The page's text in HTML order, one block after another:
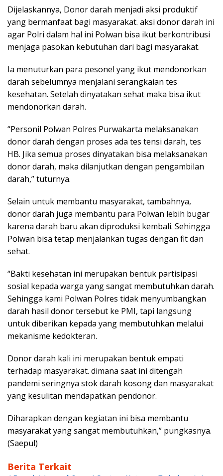
Dijelaskannya, Donor darah menjadi aksi produktif
yang bermanfaat bagi masyarakat. aksi donor darah ini
agar Polri dalam hal ini Polwan bisa ikut berkontribusi
menjaga pasokan kebutuhan dari bagi masyarakat.
Ia menuturkan para pesonel yang ikut mendonorkan
darah sebelumnya menjalani serangkaian tes
kesehatan. Setelah dinyatakan sehat maka bisa ikut
mendonorkan darah.
“Personil Polwan Polres Purwakarta melaksanakan
donor darah dengan proses ada tes tensi darah, tes
HB. Jika semua proses dinyatakan bisa melaksanakan
donor darah, maka dilanjutkan dengan pengambilan
darah,” tuturnya.
Selain untuk membantu masyarakat, tambahnya,
donor darah juga membantu para Polwan lebih bugar
karena darah baru akan diproduksi kembali. Sehingga
Polwan bisa tetap menjalankan tugas dengan fit dan
sehat.
“Bakti kesehatan ini merupakan bentuk partisipasi
sosial kepada warga yang sangat membutuhkan darah.
Sehingga kami Polwan Polres tidak menyumbangkan
darah hasil donor tersebut ke PMI, tapi langsung
untuk diberikan kepada yang membutuhkan melalui
mekanisme kedokteran.
Donor darah kali ini merupakan bentuk empati
terhadap masyarakat. dimana saat ini ditengah
pandemi seringnya stok darah kosong dan masyarakat
yang kesulitan mendapatkan pendonor.
Diharapkan dengan kegiatan ini bisa membantu
masyarakat yang sangat membutuhkan,” pungkasnya.
(Saepul)
Berita Terkait